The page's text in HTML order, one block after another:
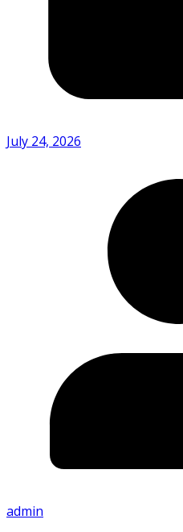
July 24, 2026
admin